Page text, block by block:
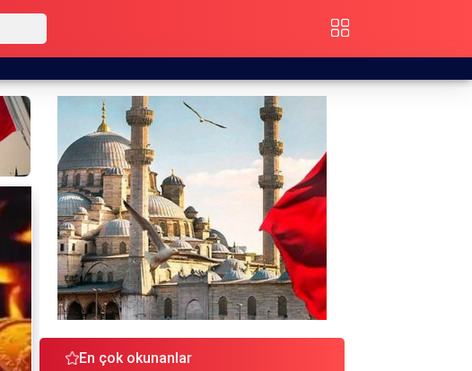
En çok okunanlar